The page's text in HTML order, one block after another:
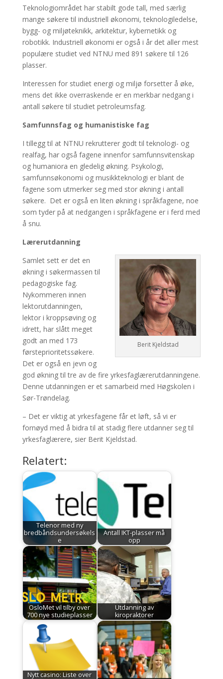
Teknologiområdet har stabilt gode tall, med særlig
mange søkere til industriell økonomi, teknologiledelse,
bygg- og miljøteknikk, arkitektur, kybernetikk og
robotikk. Industriell økonomi er også i år det aller mest
populære studiet ved NTNU med 891 søkere til 126
plasser.
Interessen for studiet energi og miljø forsetter å øke,
mens det ikke overraskende er en merkbar nedgang i
antall søkere til studiet petroleumsfag.
Samfunnsfag og humanistiske fag
I tillegg til at NTNU rekrutterer godt til teknologi- og
realfag, har også fagene innenfor samfunnsvitenskap
og humaniora en gledelig økning. Psykologi,
samfunnsøkonomi og musikkteknologi er blant de
fagene som utmerker seg med stor økning i antall
søkere. Det er også en liten økning i språkfagene, noe
som tyder på at nedgangen i språkfagene er i ferd med
å snu.
Lærerutdanning
Berit Kjeldstad
Samlet sett er det en
økning i søkermassen til
pedagogiske fag.
Nykommeren innen
lektorutdanningen,
lektor i kroppsøving og
idrett, har slått meget
godt an med 173
førsteprioritetssøkere.
Det er også en jevn og
god økning til tre av de fire yrkesfaglærerutdanningene.
Denne utdanningen er et samarbeid med Høgskolen i
Sør-Trøndelag.
– Det er viktig at yrkesfagene får et løft, så vi er
fornøyd med å bidra til at stadig flere utdanner seg til
yrkesfaglærere, sier Berit Kjeldstad.
Relatert:
Telenor med ny
bredbåndsundersøkels
e
Antall IKT-plasser må
opp
OsloMet vil tilby over
700 nye studieplasser
Utdanning av
kiropraktorer
Nytt casino: Liste over